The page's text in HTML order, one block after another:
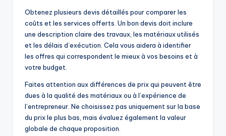
Obtenez plusieurs devis détaillés pour comparer les
coûts et les services offerts. Un bon devis doit inclure
une description claire des travaux, les matériaux utilisés
et les délais d’exécution. Cela vous aidera à identifier
les offres qui correspondent le mieux à vos besoins et à
votre budget.
Faites attention aux différences de prix qui peuvent être
dues à la qualité des matériaux ou à l’expérience de
l’entrepreneur. Ne choisissez pas uniquement sur la base
du prix le plus bas, mais évaluez également la valeur
globale de chaque proposition.